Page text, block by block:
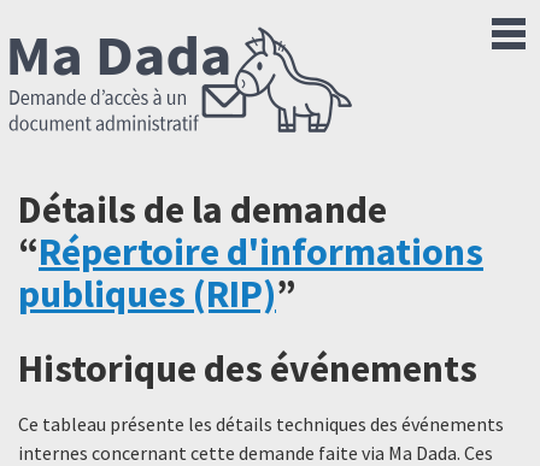
Détails de la demande
“Répertoire d'informations
publiques (RIP)”
Historique des événements
Ce tableau présente les détails techniques des événements
internes concernant cette demande faite via Ma Dada. Ces